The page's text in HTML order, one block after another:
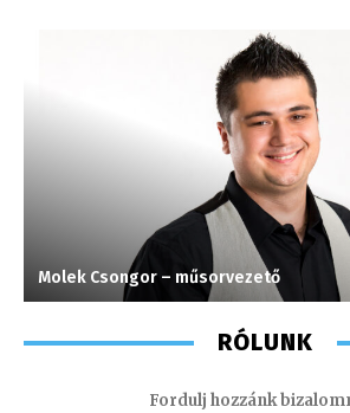
Molek Csongor – műsorvezető
RÓLUNK
Fordulj hozzánk